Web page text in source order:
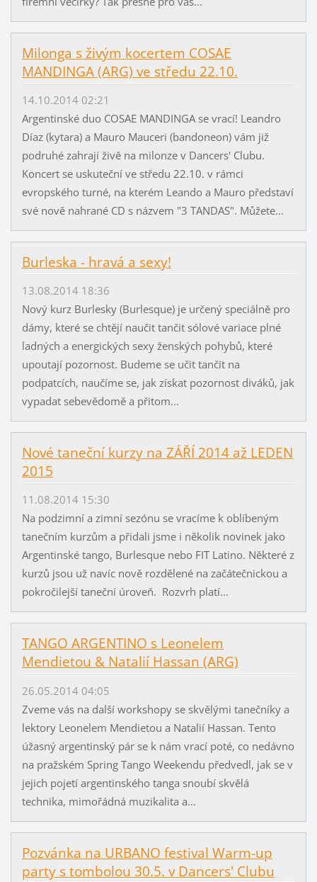
Milonga s živým kocertem COSAE
MANDINGA (ARG) ve středu 22.10.
14.10.2014 02:21
Argentinské duo COSAE MANDINGA se vrací! Leandro
Díaz (kytara) a Mauro Mauceri (bandoneon) vám již
podruhé zahrají živě na milonze v Dancers' Clubu.
Koncert se uskuteční ve středu 22.10. v rámci
evropského turné, na kterém Leando a Mauro představí
své nově nahrané CD s názvem "3 TANDAS". Můžete...
Burleska - hravá a sexy!
13.08.2014 18:36
Nový kurz Burlesky (Burlesque) je určený speciálně pro
dámy, které se chtějí naučit tančit sólové variace plné
ladných a energických sexy ženských pohybů, které
upoutají pozornost. Budeme se učit tančit na
podpatcích, naučíme se, jak získat pozornost diváků, jak
vypadat sebevědomě a přitom...
Nové taneční kurzy na ZÁŘÍ 2014 až LEDEN
2015
11.08.2014 15:30
Na podzimní a zimní sezónu se vracíme k oblíbeným
tanečním kurzům a přidali jsme i několik novinek jako
Argentinské tango, Burlesque nebo FIT Latino. Některé z
kurzů jsou už navíc nově rozdělené na začátečnickou a
pokročilejší taneční úroveň. Rozvrh platí...
TANGO ARGENTINO s Leonelem
Mendietou & Natalií Hassan (ARG)
26.05.2014 04:05
Zveme vás na další workshopy se skvělými tanečníky a
lektory Leonelem Mendietou a Natalií Hassan. Tento
úžasný argentinský pár se k nám vrací poté, co nedávno
na pražském Spring Tango Weekendu předvedl, jak se v
jejich pojetí argentinského tanga snoubí skvělá
technika, mimořádná muzikalita a...
Pozvánka na URBANO festival Warm-up
party s tombolou 30.5. v Dancers' Clubu